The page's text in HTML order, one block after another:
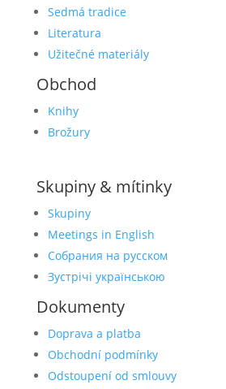
Sedmá tradice
Literatura
Užitečné materiály
Obchod
Knihy
Brožury
Skupiny & mítinky
Skupiny
Meetings in English
Собрания на русском
Зустрічі українською
Dokumenty
Doprava a platba
Obchodní podmínky
Odstoupení od smlouvy